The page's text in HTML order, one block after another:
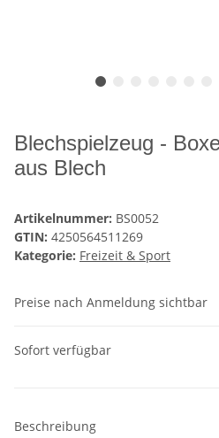
Blechspielzeug -
aus Blech
Artikelnummer: BS0052
GTIN: 4250564511269
Kategorie: Freizeit & Sport
Preise nach Anmeldung sichtbar
Sofort verfügbar
Beschreibung